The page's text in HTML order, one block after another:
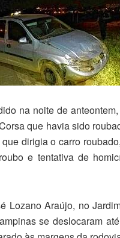
na noite de
que havia sido
dirigia o carro
e tentativa de
Lozano Araújo, no
se deslocaram